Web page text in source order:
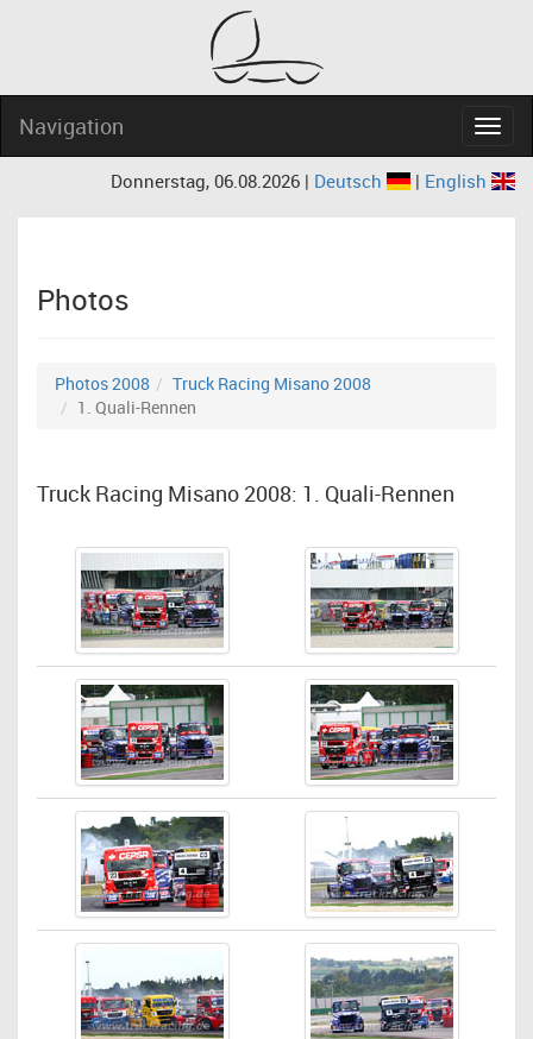
Navigation
Donnerstag, 06.08.2026 | Deutsch | English
Photos
Photos 2008
Truck Racing Misano 2008
1. Quali-Rennen
Truck Racing Misano 2008: 1. Quali-Rennen